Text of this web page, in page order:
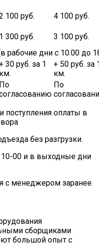
100 руб.
4 100 руб.
1 300 руб.
3 100 руб.
дни с 10.00 до
30 руб. за 1
км.
+ 50 руб. за
км.
По
По
поступления оплаты в
без разгрузки.
10-00 и в выходные дни
с менеджером заранее.
сборщиками
большой опыт с